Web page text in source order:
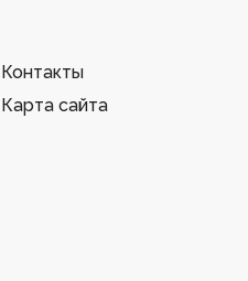
Контакты
Карта сайта